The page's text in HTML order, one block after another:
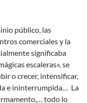
público, las
comerciales y la
significaba
escaleras», se
o crecer, intensificar,
e ininterrumpida… La
todo lo